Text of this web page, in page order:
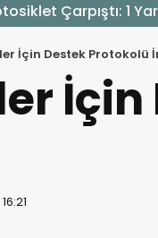
Çarpıştı: 1
İçin Destek Protokolü